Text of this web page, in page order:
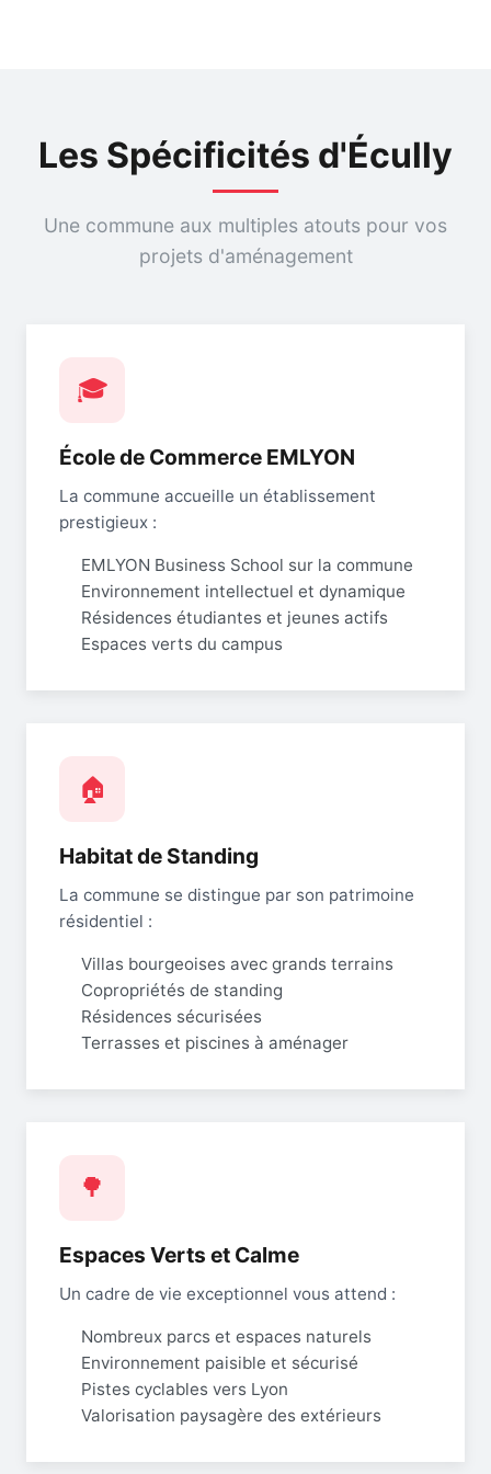
Les Spécificités d'Écully
Une commune aux multiples atouts pour vos
projets d'aménagement
🎓
École de Commerce EMLYON
La commune accueille un établissement
prestigieux :
EMLYON Business School sur la commune
Environnement intellectuel et dynamique
Résidences étudiantes et jeunes actifs
Espaces verts du campus
🏠
Habitat de Standing
La commune se distingue par son patrimoine
résidentiel :
Villas bourgeoises avec grands terrains
Copropriétés de standing
Résidences sécurisées
Terrasses et piscines à aménager
🌳
Espaces Verts et Calme
Un cadre de vie exceptionnel vous attend :
Nombreux parcs et espaces naturels
Environnement paisible et sécurisé
Pistes cyclables vers Lyon
Valorisation paysagère des extérieurs